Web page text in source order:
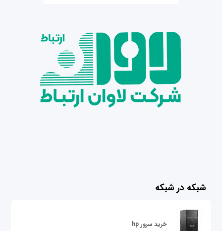
شبکه در شبکه
خرید سرور hp